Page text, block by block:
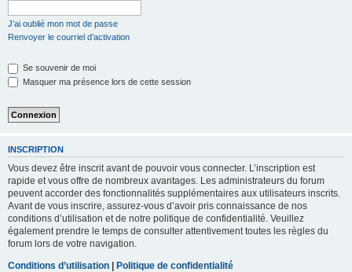
J’ai oublié mon mot de passe
Renvoyer le courriel d’activation
Se souvenir de moi
Masquer ma présence lors de cette session
INSCRIPTION
Vous devez être inscrit avant de pouvoir vous connecter. L’inscription est
rapide et vous offre de nombreux avantages. Les administrateurs du forum
peuvent accorder des fonctionnalités supplémentaires aux utilisateurs inscrits.
Avant de vous inscrire, assurez-vous d’avoir pris connaissance de nos
conditions d’utilisation et de notre politique de confidentialité. Veuillez
également prendre le temps de consulter attentivement toutes les règles du
forum lors de votre navigation.
Conditions d’utilisation | Politique de confidentialité